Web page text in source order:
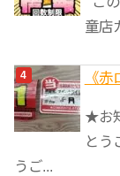
童店
《
★お
とう
うご...